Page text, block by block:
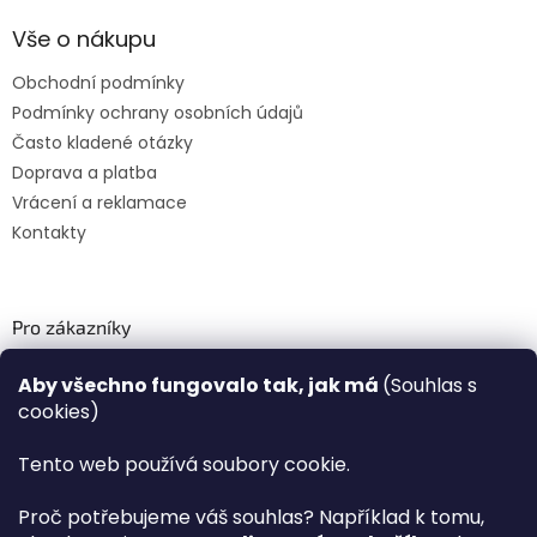
Aby všechno fungovalo tak, jak má (Souhlas s
cookies)
Tento web používá soubory cookie.
Proč potřebujeme váš souhlas? Například k tomu,
Vše o nákupu
Obchodní podmínky
Podmínky ochrany osobních údajů
Často kladené otázky
Doprava a platba
Vrácení a reklamace
Kontakty
Pro zákazníky
Věrnostní program PLAZA Bonus™
Magazín PLAZA News™
Plaza.cz slevové kódy a kupóny
Registrace